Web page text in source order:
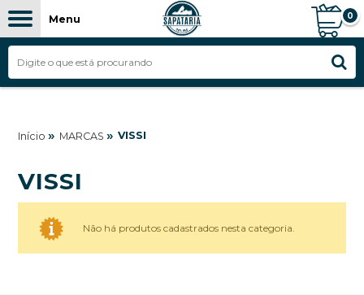
Menu 0
Início » MARCAS » VISSI
VISSI
Não há produtos cadastrados nesta categoria.